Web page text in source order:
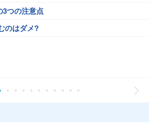
3つの注意点
のはダメ?